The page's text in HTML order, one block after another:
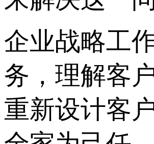
企业战略工
务，理解客
重新设计客